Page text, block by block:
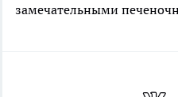
замечательными